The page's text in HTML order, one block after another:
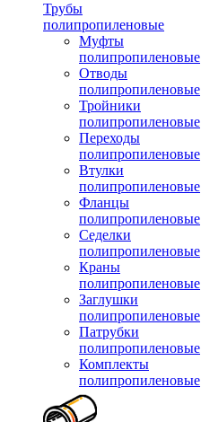
Трубы
полипропиленовые
Муфты
полипропиленовые
Отводы
полипропиленовые
Тройники
полипропиленовые
Переходы
полипропиленовые
Втулки
полипропиленовые
Фланцы
полипропиленовые
Седелки
полипропиленовые
Краны
полипропиленовые
Заглушки
полипропиленовые
Патрубки
полипропиленовые
Комплекты
полипропиленовые